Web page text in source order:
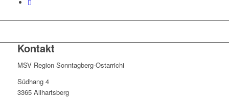
Kontakt
MSV Region Sonntagberg-Ostarrichi
Südhang 4
3365 Allhartsberg